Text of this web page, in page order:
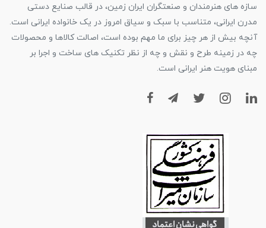
سازه های هنرمندان و صنعتگران ایران زمین، در قالب صنایع دستی
مدرن ایرانی، متناسب با سبک و سیاق امروز در یک خانواده ایرانی است.
آنچه بیش از هر چیز برای ما مهم بوده است، اصالت کالاها و محصولات
چه در زمینه طرح و نقش و چه از نظر تکنیک های ساخت و اجرا بر
مبنای هویت هنر ایرانی است.